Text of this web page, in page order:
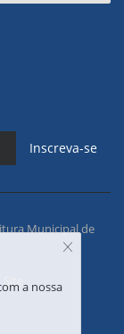
Inscreva-se
Municipal de
a nossa